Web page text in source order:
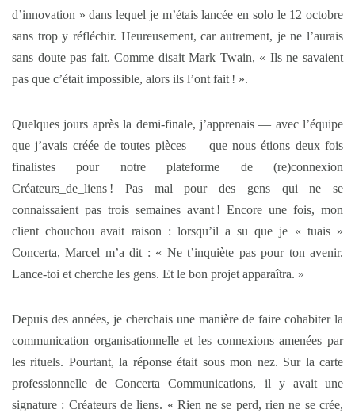
d’innovation » dans lequel je m’étais lancée en solo le 12 octobre
sans trop y réfléchir. Heureusement, car autrement, je ne l’aurais
sans doute pas fait. Comme disait Mark Twain, « Ils ne savaient
pas que c’était impossible, alors ils l’ont fait ! ».
Quelques jours après la demi-finale, j’apprenais — avec l’équipe
que j’avais créée de toutes pièces — que nous étions deux fois
finalistes pour notre plateforme de (re)connexion
Créateurs_de_liens ! Pas mal pour des gens qui ne se
connaissaient pas trois semaines avant ! Encore une fois, mon
client chouchou avait raison : lorsqu’il a su que je « tuais »
Concerta, Marcel m’a dit : « Ne t’inquiète pas pour ton avenir.
Lance-toi et cherche les gens. Et le bon projet apparaîtra. »
Depuis des années, je cherchais une manière de faire cohabiter la
communication organisationnelle et les connexions amenées par
les rituels. Pourtant, la réponse était sous mon nez. Sur la carte
professionnelle de Concerta Communications, il y avait une
signature : Créateurs de liens. « Rien ne se perd, rien ne se crée,